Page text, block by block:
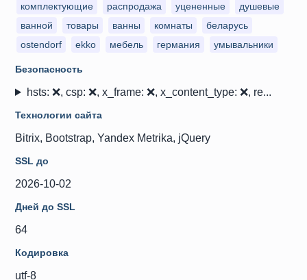
комплектующие
распродажа уцененные
душевые
ванной
товары ванны комнаты
беларусь
ostendorf
ekko мебель германия умывальники
Безопасность
hsts: ❌, csp: ❌, x_frame: ❌, x_content_type: ❌, re...
Технологии сайта
Bitrix, Bootstrap, Yandex Metrika, jQuery
SSL до
2026-10-02
Дней до SSL
64
Кодировка
utf-8